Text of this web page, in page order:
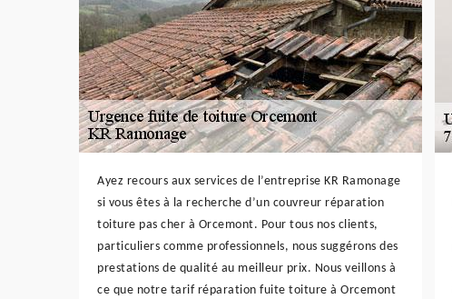
Ayez recours aux services de l’entreprise KR Ramonage
si vous êtes à la recherche d’un couvreur réparation
toiture pas cher à Orcemont. Pour tous nos clients,
particuliers comme professionnels, nous suggérons des
prestations de qualité au meilleur prix. Nous veillons à
ce que notre tarif réparation fuite toiture à Orcemont